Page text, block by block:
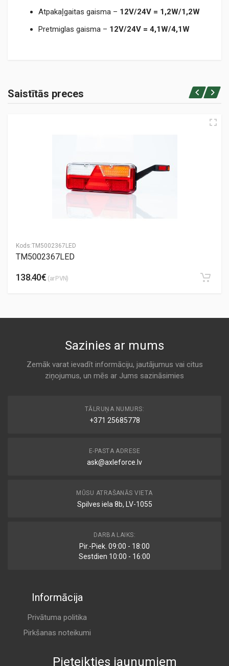
Atpakaļgaitas gaisma – 12V/24V = 1,2W/1,2W
Pretmiglas gaisma – 12V/24V = 4,1W/4,1W
Saistītās preces
Kods:TM5002367LED
TM5002367LED
138.40€ (ar PVN)
Sazinies ar mums
Zemāk varat ievadīt informāciju, jautājumus vai citus
ziņojumus, un mēs ar Jums sazināsimies
TĀLRUŅA NUMURS:
+371 25685778
E-PASTA ADRESE
ask@axleforce.lv
MŪSU ATRAŠANĀS VIETA
Spilves iela 8b, LV-1055
DARBA LAIKS:
Pir.-Piek. 09:00 - 18:00
Sestdien 10:00 - 16:00
Informācija
Privātuma politika
Pirkšanas noteikumi
Pieteikties jaunumiem